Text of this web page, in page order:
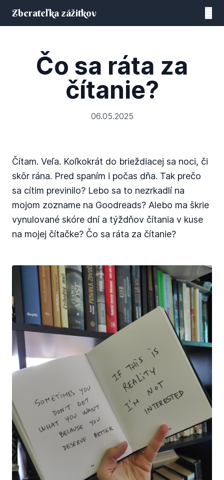
Zberateľka zážitkov
Čo sa ráta za
čítanie?
06.05.2025
Čítam. Veľa. Koľkokrát do brieždiacej sa noci, či
skôr rána. Pred spaním i počas dňa. Tak prečo
sa cítim previnilo? Lebo sa to nezrkadlí na
mojom zozname na Goodreads? Alebo ma škrie
vynulované skóre dní a týždňov čítania v kuse
na mojej čítačke? Čo sa ráta za čítanie?